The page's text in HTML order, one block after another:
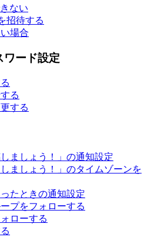
ない
招待する
場合
ワード設定
る
する
ましょう！」の通知設定
しましょう！」のタイムゾーンを
たときの通知設定
プをフォローする
ローする